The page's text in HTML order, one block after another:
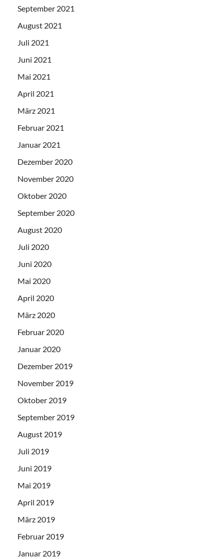
September 2021
August 2021
Juli 2021
Juni 2021
Mai 2021
April 2021
März 2021
Februar 2021
Januar 2021
Dezember 2020
November 2020
Oktober 2020
September 2020
August 2020
Juli 2020
Juni 2020
Mai 2020
April 2020
März 2020
Februar 2020
Januar 2020
Dezember 2019
November 2019
Oktober 2019
September 2019
August 2019
Juli 2019
Juni 2019
Mai 2019
April 2019
März 2019
Februar 2019
Januar 2019